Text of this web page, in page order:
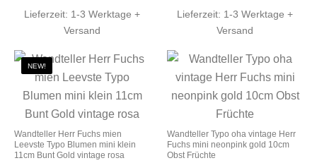
Lieferzeit: 1-3 Werktage +
Versand
Lieferzeit: 1-3 Werktage +
Versand
NEW!
Wandteller Herr Fuchs mien
Leevste Typo Blumen mini klein
11cm Bunt Gold vintage rosa
Wandteller Typo oha vintage Herr
Fuchs mini neonpink gold 10cm
Obst Früchte